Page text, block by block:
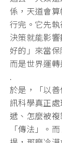
係， 天道會
行完。它先
決策就能影
好的」 來當
而是世界運
.
於是，「以
訊科學真正
遞、怎麼被
「傳法」。